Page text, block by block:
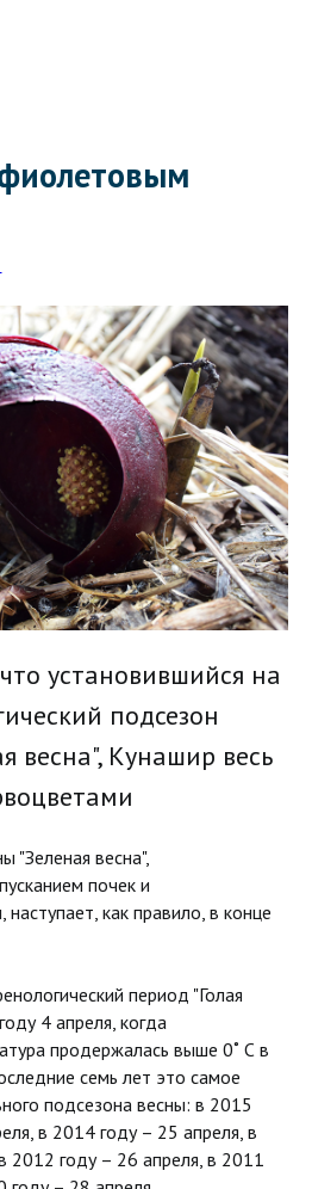
установившийся на
подсезон
весна", Кунашир весь
"Зеленая весна",
почек и
как правило, в конце
период "Голая
4 апреля, когда
продержалась выше 0˚ С в
семь лет это самое
подсезона весны: в 2015
в 2014 году – 25 апреля, в
2012 году – 26 апреля, в 2011